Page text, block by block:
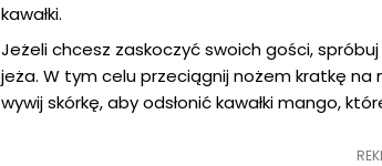
kawałki.
Jeżeli chcesz zaskoczyć swoich gości,
jeża. W tym celu przeciągnij nożem kratkę na
wywij skórkę, aby odsłonić kawałki mango,